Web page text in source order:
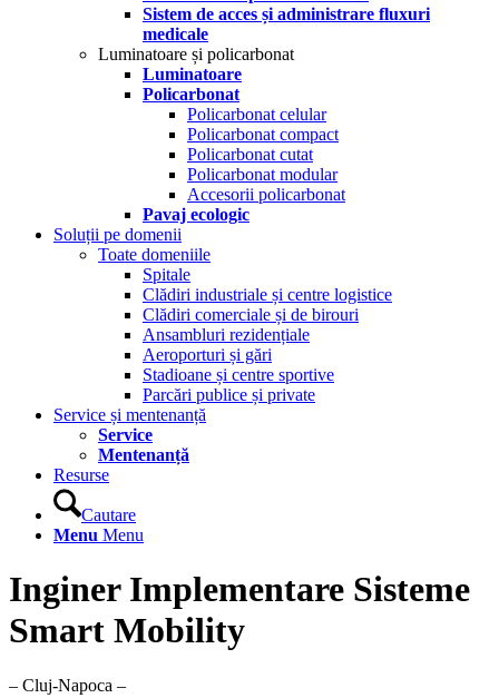
Sistem de acces și administrare fluxuri
medicale
Luminatoare și policarbonat
Luminatoare
Policarbonat
Policarbonat celular
Policarbonat compact
Policarbonat cutat
Policarbonat modular
Accesorii policarbonat
Pavaj ecologic
Soluții pe domenii
Toate domeniile
Spitale
Clădiri industriale și centre logistice
Clădiri comerciale și de birouri
Ansambluri rezidențiale
Aeroporturi și gări
Stadioane și centre sportive
Parcări publice și private
Service și mentenanță
Service
Mentenanță
Resurse
Cautare
Menu Menu
Inginer Implementare Sisteme
Smart Mobility
– Cluj-Napoca –